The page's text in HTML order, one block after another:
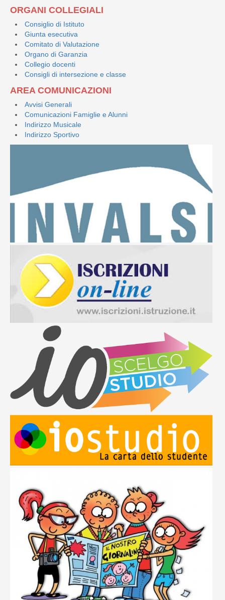
ORGANI COLLEGIALI
Consiglio di Istituto
Giunta esecutiva
Comitato di Valutazione
Organo di Garanzia
Collegio docenti
Consigli di intersezione e classe
AREA COMUNICAZIONI
Avvisi Generali
Comunicazioni Famiglie e Alunni
Indirizzo Musicale
Indirizzo Sportivo